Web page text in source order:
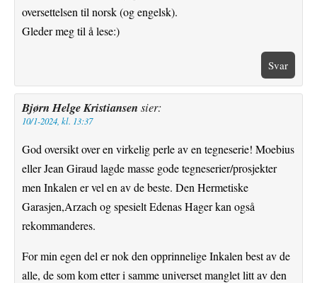
oversettelsen til norsk (og engelsk).
Gleder meg til å lese:)
Svar
Bjørn Helge Kristiansen sier:
10/1-2024, kl. 13:37
God oversikt over en virkelig perle av en tegneserie! Moebius
eller Jean Giraud lagde masse gode tegneserier/prosjekter
men Inkalen er vel en av de beste. Den Hermetiske
Garasjen,Arzach og spesielt Edenas Hager kan også
rekommanderes.
For min egen del er nok den opprinnelige Inkalen best av de
alle, de som kom etter i samme universet manglet litt av den